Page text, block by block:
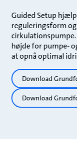
Guided Setup
reguleringsform
cirkulationspumpe.
højde for pumpe-
at opnå optimal
Download
Download